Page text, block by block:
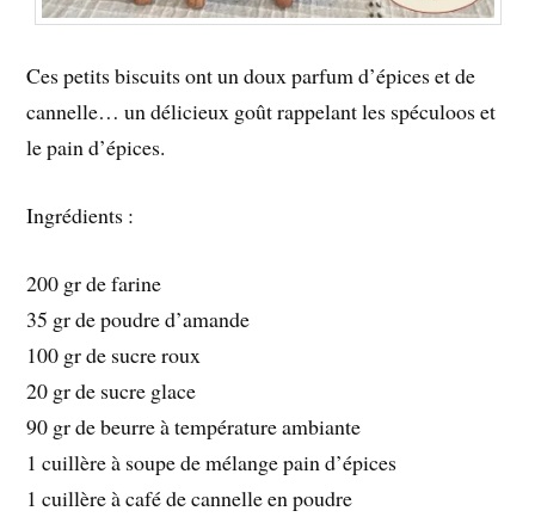
Ces petits biscuits ont un doux parfum d’épices et de
cannelle… un délicieux goût rappelant les spéculoos et
le pain d’épices.
Ingrédients :
200 gr de farine
35 gr de poudre d’amande
100 gr de sucre roux
20 gr de sucre glace
90 gr de beurre à température ambiante
1 cuillère à soupe de mélange pain d’épices
1 cuillère à café de cannelle en poudre